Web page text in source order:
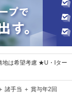
地は希望考慮 ★U・Iター
諸手当 ＋ 賞与年2回